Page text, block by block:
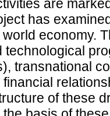
are
has
economy.
technological
transnational
of these